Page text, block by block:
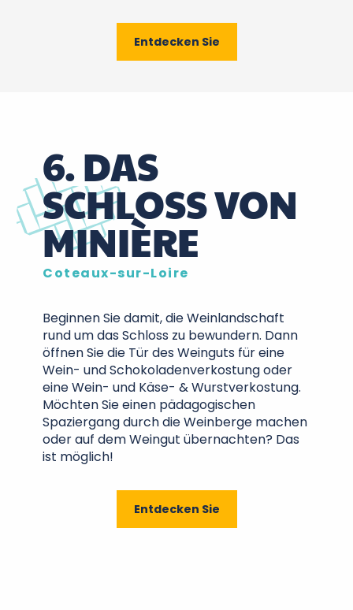
Entdecken Sie
6. DAS
SCHLOSS VON
MINIÈRE
Coteaux-sur-Loire
Beginnen Sie damit, die Weinlandschaft
rund um das Schloss zu bewundern. Dann
öffnen Sie die Tür des Weinguts für eine
Wein- und Schokoladenverkostung oder
eine Wein- und Käse- & Wurstverkostung.
Möchten Sie einen pädagogischen
Spaziergang durch die Weinberge machen
oder auf dem Weingut übernachten? Das
ist möglich!
Entdecken Sie